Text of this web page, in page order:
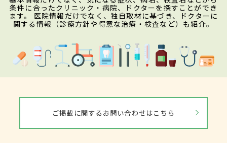
条件に合ったクリニック・病院、ドクターを探すことができ
ます。 医院情報だけでなく、独自取材に基づき、ドクターに
関する情報（診療方針や得意な治療・検査など）も紹介。
ご掲載に関するお問い合わせはこちら